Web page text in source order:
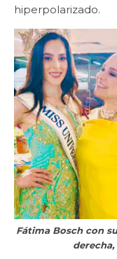
hiperpolarizado.
Fátima Bosch con